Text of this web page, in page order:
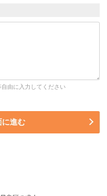
由に入力してください